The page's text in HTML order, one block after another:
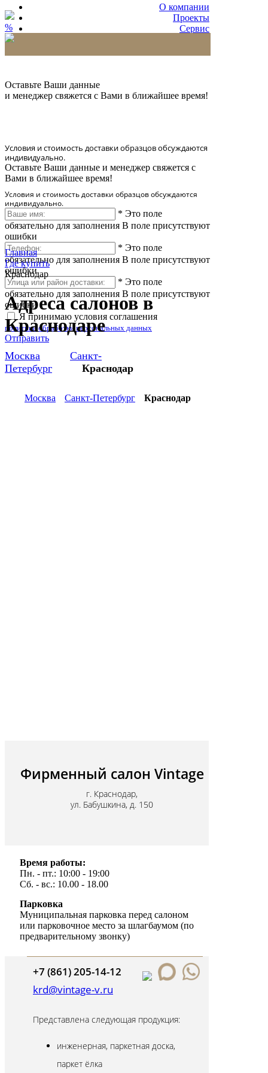
О компании
Проекты
Сервис
%
Оставьте Ваши данные
и менеджер свяжется с Вами в ближайшее время!
Условия и стоимость доставки образцов обсуждаются
индивидуально.
Оставьте Ваши данные и менеджер свяжется с
Вами в ближайшее время!
Условия и стоимость доставки образцов обсуждаются
индивидуально.
* Это поле
обязательно для заполнения В поле присутствуют
ошибки
* Это поле
обязательно для заполнения В поле присутствуют
ошибки
* Это поле
обязательно для заполнения В поле присутствуют
ошибки
Я принимаю условия соглашения
политики обработки персональных данных
Отправить
Главная
Где купить
Краснодар
Адреса салонов в
Краснодаре
Москва
Санкт-
Петербург
Краснодар
Москва Санкт-Петербург Краснодар
Фирменный салон Vintage
г. Краснодар,
ул. Бабушкина, д. 150
Время работы:
Пн. - пт.: 10:00 - 19:00
Сб. - вс.: 10.00 - 18.00
Парковка
Муниципальная парковка перед салоном
или парковочное место за шлагбаумом (по
предварительному звонку)
+7 (861) 205-14-12
krd@vintage-v.ru
Представлена следующая продукция:
инженерная, паркетная доска,
паркет ёлка